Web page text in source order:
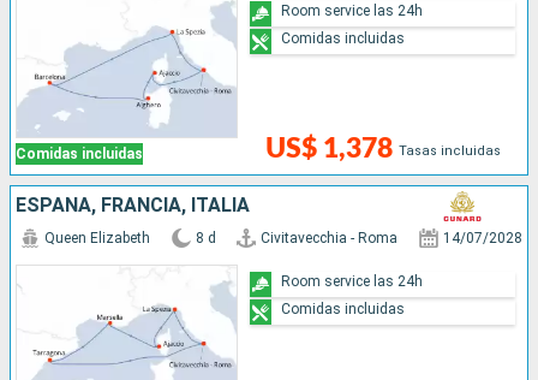
Comidas incluidas US$ 1,378 Tasas incluidas
Room service las 24h
Comidas incluidas
ESPAÑA, FRANCIA, ITALIA
Queen Elizabeth 8 d Civitavecchia - Roma 14/07/2028
Room service las 24h
Comidas incluidas